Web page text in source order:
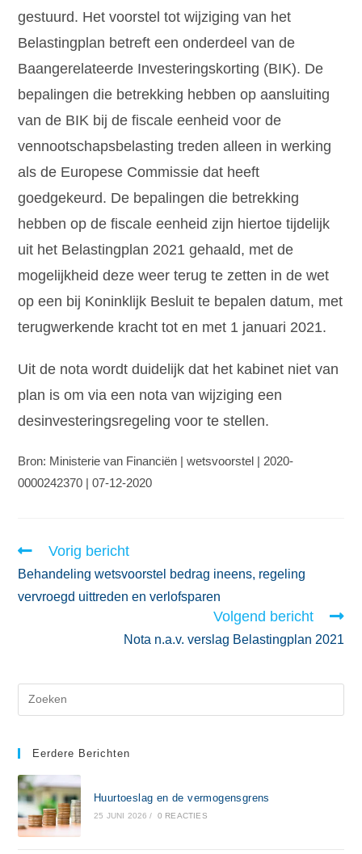
gestuurd. Het voorstel tot wijziging van het
Belastingplan betreft een onderdeel van de
Baangerelateerde Investeringskorting (BIK). De
bepalingen die betrekking hebben op aansluiting
van de BIK bij de fiscale eenheid voor de
vennootschapsbelasting treden alleen in werking
als de Europese Commissie dat heeft
goedgekeurd. De bepalingen die betrekking
hebben op de fiscale eenheid zijn hiertoe tijdelijk
uit het Belastingplan 2021 gehaald, met de
mogelijkheid deze weer terug te zetten in de wet
op een bij Koninklijk Besluit te bepalen datum, met
terugwerkende kracht tot en met 1 januari 2021.
Uit de nota wordt duidelijk dat het kabinet niet van
plan is om via een nota van wijziging een
desinvesteringsregeling voor te stellen.
Bron: Ministerie van Financiën | wetsvoorstel | 2020-
0000242370 | 07-12-2020
Vorig bericht
Behandeling wetsvoorstel bedrag ineens, regeling
vervroegd uittreden en verlofsparen
Volgend bericht
Nota n.a.v. verslag Belastingplan 2021
Eerdere Berichten
Huurtoeslag en de vermogensgrens
25 JUNI 2026 / 0 REACTIES